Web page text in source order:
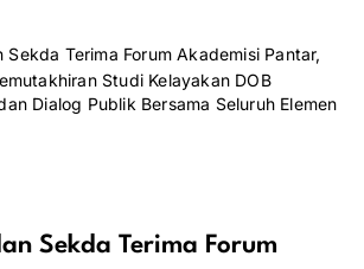
Sekda Terima Forum Akademisi Pantar,
Studi Kelayakan DOB
Dialog Publik Bersama Seluruh Elemen
Sekda Terima Forum